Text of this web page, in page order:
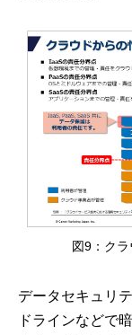
図9：ク
データセキュリ
ドラインなどで